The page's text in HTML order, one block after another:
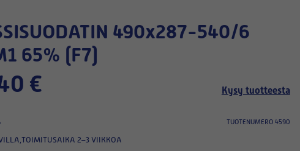
65% (F7)
€ Kysy tuotteesta
TUOTENUMERO 4590
,TOIMITUSAIKA 2–3 VIIKKOA